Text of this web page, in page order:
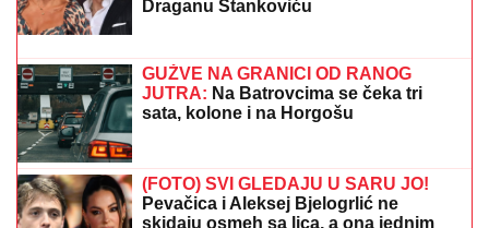
TEŠKO JE POVREĐENA!Najnoviji detalji ubadanja